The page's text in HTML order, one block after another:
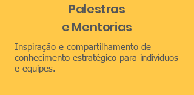
Palestras
e Mentorias
Inspiração e compartilhamento de
conhecimento estratégico para indivíduos
e equipes.